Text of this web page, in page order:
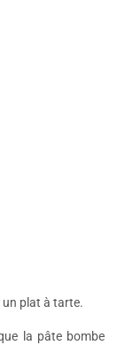
un plat à tarte.
la pâte bombe